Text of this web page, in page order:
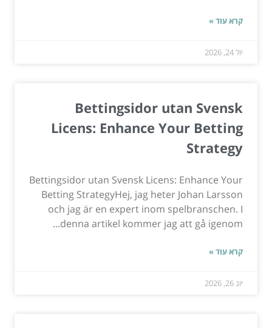
קרא עוד »
יול 24, 2026
Bettingsidor utan Svensk
Licens: Enhance Your Betting
Strategy
Bettingsidor utan Svensk Licens: Enhance Your
Betting StrategyHej, jag heter Johan Larsson
och jag är en expert inom spelbranschen. I
denna artikel kommer jag att gå igenom...
קרא עוד »
יונ 26, 2026